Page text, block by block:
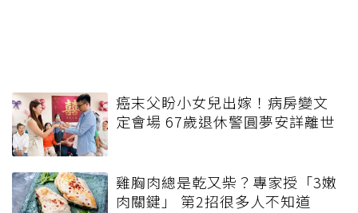
癌末父盼小女兒出嫁！病房變文
定會場 67歲退休警圓夢安詳離世
雞胸肉總是乾又柴？專家授「3嫩
肉關鍵」 第2招很多人不知道